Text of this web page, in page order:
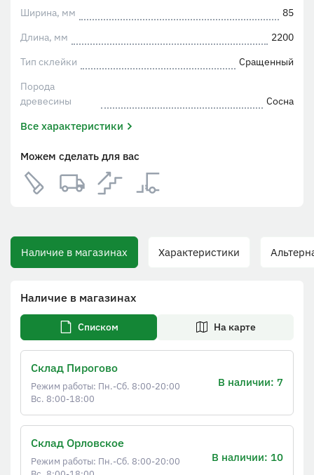
Ширина, мм
85
Длина, мм
2200
Тип склейки
Сращенный
Порода
древесины
Сосна
Все характеристики
Можем сделать для вас
Наличие в магазинах Характеристики
Наличие в магазинах
Списком На карте
Склад Пирогово
Режим работы: Пн.-Сб. 8:00-20:00
Вс. 8:00-18:00
В наличии: 7
Склад Орловское
Режим работы: Пн.-Сб. 8:00-20:00
В наличии: 10